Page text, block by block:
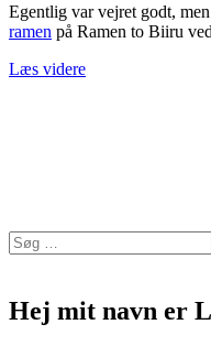
Egentlig var vejret godt,
ramen på Ramen to Biiru
Læs videre“En
Hej mit navn er